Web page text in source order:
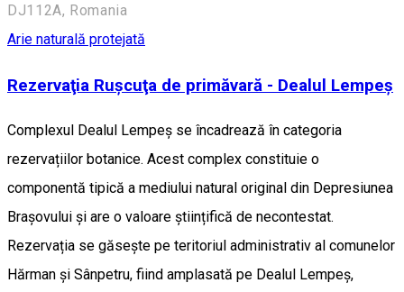
DJ112A, Romania
Arie naturală protejată
Rezervaţia Ruşcuţa de primăvară - Dealul Lempeş
Complexul Dealul Lempeș se încadrează în categoria
rezervațiilor botanice. Acest complex constituie o
componentă tipică a mediului natural original din Depresiunea
Brașovului și are o valoare științifică de necontestat.
Rezervația se găsește pe teritoriul administrativ al comunelor
Hărman și Sânpetru, fiind amplasată pe Dealul Lempeș,